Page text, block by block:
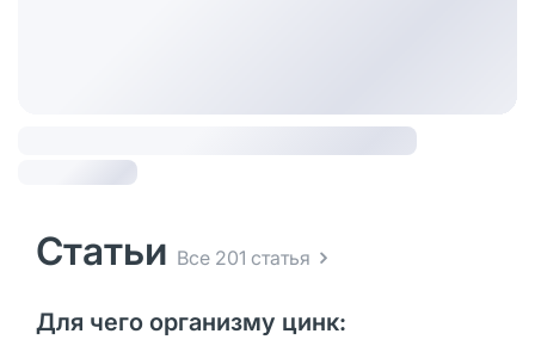
Статьи Все 201 статья
Для чего организму цинк: